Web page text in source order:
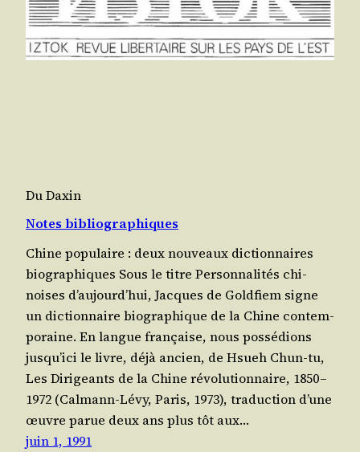
Du Daxin
Notes bibliographiques
Chine populaire : deux nouveaux dictionnaires
biographiques Sous le titre Per­son­na­li­tés chi­
noises d’au­jourd’­hui, Jacques de Gold­fiem signe
un dic­tion­naire bio­gra­phique de la Chine contem­
po­raine. En langue fran­çaise, nous pos­sé­dions
jus­qu’i­ci le livre, déjà ancien, de Hsueh Chun-tu,
Les Diri­geants de la Chine révo­lu­tion­naire, 1850 –
1972 (Cal­mann-Lévy, Paris, 1973), tra­duc­tion d’une
œuvre parue deux ans plus tôt aux…
juin 1, 1991